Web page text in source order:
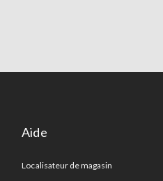
Aide
Localisateur de magasin